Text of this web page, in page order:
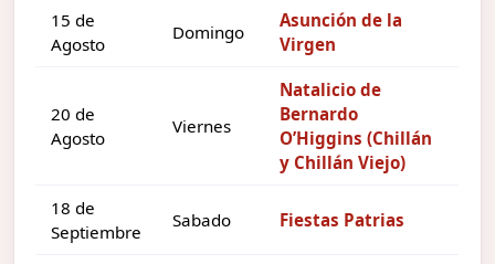
15 de
Agosto
Domingo
Asunción de la
Virgen
20 de
Agosto
Viernes
Natalicio de
Bernardo
O’Higgins (Chillán
y Chillán Viejo)
18 de
Septiembre
Sabado Fiestas Patrias